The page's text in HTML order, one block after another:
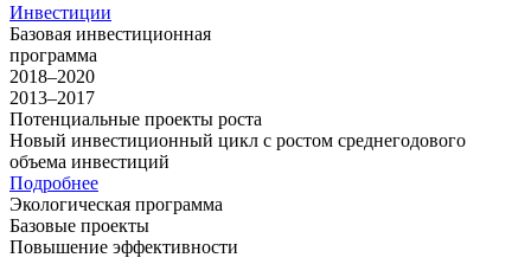
Инвестиции
Базовая инвестиционная
программа
2018–2020
2013–2017
Потенциальные проекты роста
Новый инвестиционный цикл с ростом среднегодового
объема инвестиций
Подробнее
Экологическая программа
Базовые проекты
Повышение эффективности